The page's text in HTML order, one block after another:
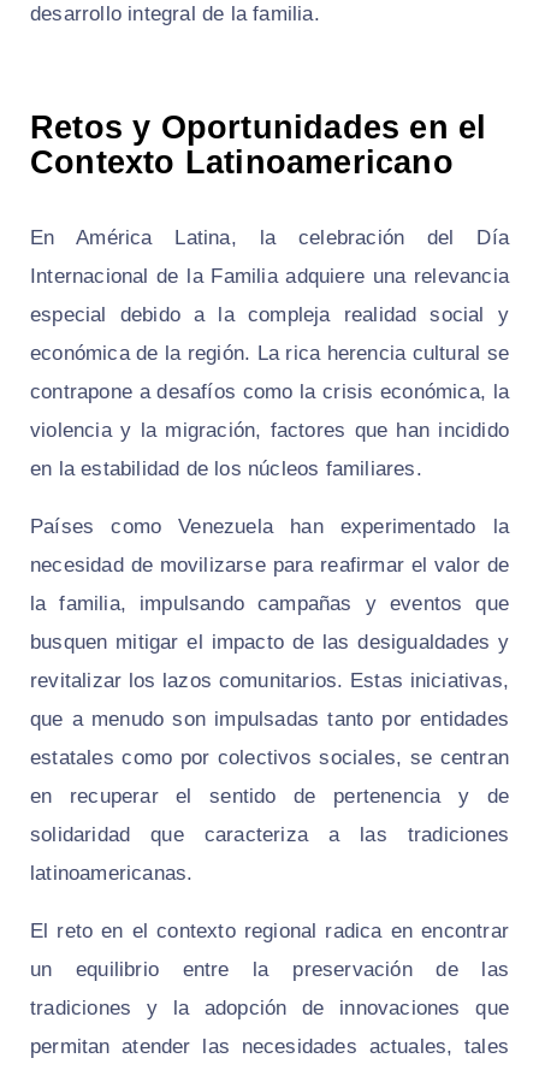
desarrollo integral de la familia.
Retos y Oportunidades en el
Contexto Latinoamericano
En América Latina, la celebración del Día
Internacional de la Familia adquiere una relevancia
especial debido a la compleja realidad social y
económica de la región. La rica herencia cultural se
contrapone a desafíos como la crisis económica, la
violencia y la migración, factores que han incidido
en la estabilidad de los núcleos familiares.
Países como Venezuela han experimentado la
necesidad de movilizarse para reafirmar el valor de
la familia, impulsando campañas y eventos que
busquen mitigar el impacto de las desigualdades y
revitalizar los lazos comunitarios. Estas iniciativas,
que a menudo son impulsadas tanto por entidades
estatales como por colectivos sociales, se centran
en recuperar el sentido de pertenencia y de
solidaridad que caracteriza a las tradiciones
latinoamericanas.
El reto en el contexto regional radica en encontrar
un equilibrio entre la preservación de las
tradiciones y la adopción de innovaciones que
permitan atender las necesidades actuales, tales